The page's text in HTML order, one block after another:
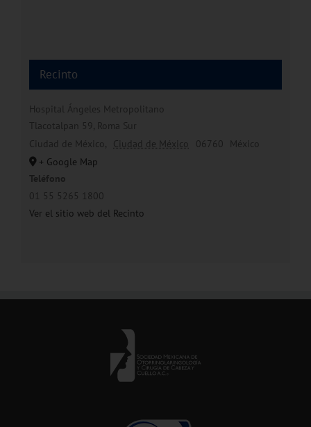
Recinto
Hospital Ángeles Metropolitano
Tlacotalpan 59, Roma Sur
Ciudad de México , Ciudad de México 06760
México
+ Google Map
Teléfono
01 55 5265 1800
Ver el sitio web del Recinto